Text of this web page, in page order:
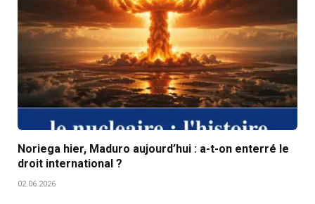
Noriega hier, Maduro aujourd’hui : a-t-on enterré le
droit international ?
02.06.2026